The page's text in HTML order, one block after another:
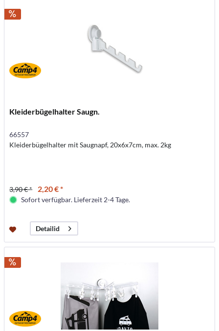
Kleiderbügelhalter Saugn.
66557
Kleiderbügelhalter mit Saugnapf, 20x6x7cm, max. 2kg
3,90 € * 2,20 € *
Sofort verfügbar. Lieferzeit 2-4 Tage.
Detailid